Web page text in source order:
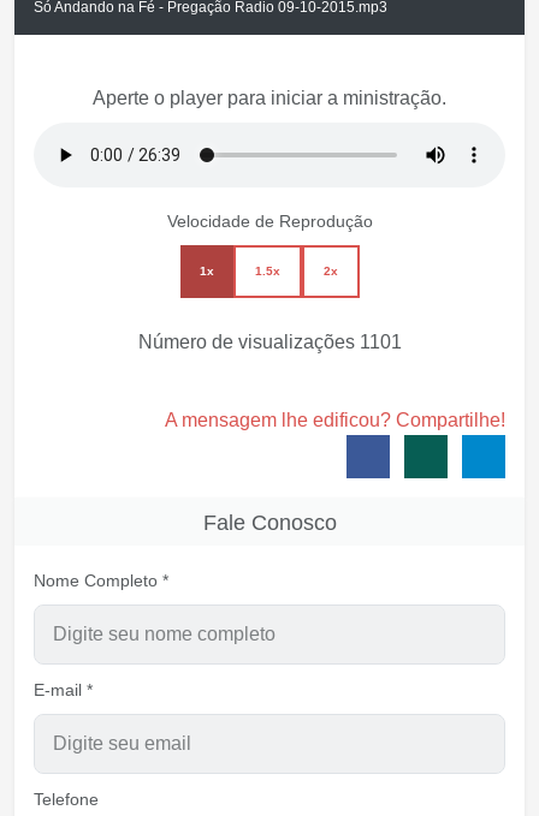
Só Andando na Fé - Pregação Radio 09-10-2015.mp3
Aperte o player para iniciar a ministração.
Velocidade de Reprodução
1x 1.5x 2x
Número de visualizações 1101
A mensagem lhe edificou? Compartilhe!
Fale Conosco
Nome Completo *
E-mail *
Telefone